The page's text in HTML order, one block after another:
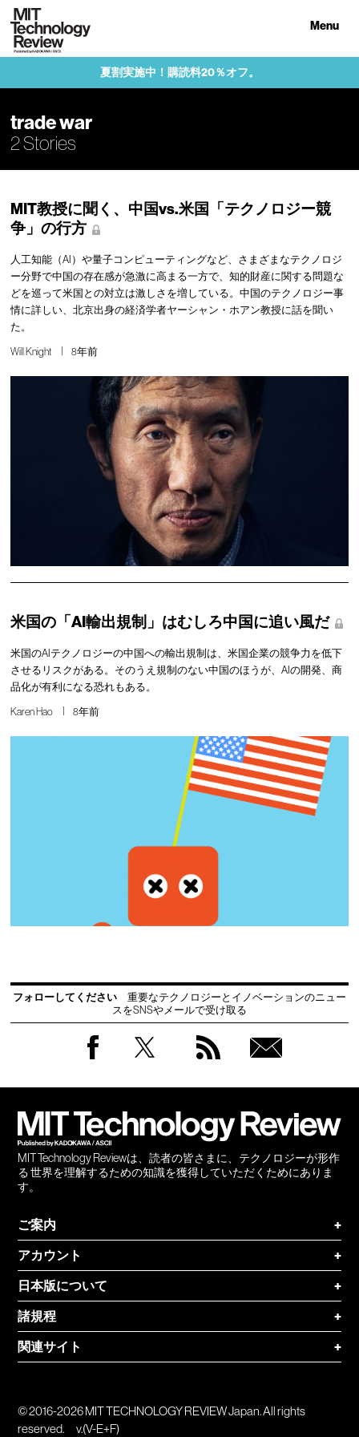
Menu
夏割実施中！購読料20％オフ。
trade war
2 Stories
MIT教授に聞く、中国vs.米国「テクノロジー競
争」の行方
人工知能（AI）や量子コンピューティングなど、さまざまなテクノロジ
ー分野で中国の存在感が急激に高まる一方で、知的財産に関する問題な
どを巡って米国との対立は激しさを増している。中国のテクノロジー事
情に詳しい、北京出身の経済学者ヤーシャン・ホアン教授に話を聞い
た。
Will Knight 8年前
米国の「AI輸出規制」はむしろ中国に追い風だ
米国のAIテクノロジーの中国への輸出規制は、米国企業の競争力を低下
させるリスクがある。そのうえ規制のない中国のほうが、AIの開発、商
品化が有利になる恐れもある。
Karen Hao 8年前
フォローしてください
重要なテクノロジーとイノベーションのニュー
スをSNSやメールで受け取る
MIT Technology Reviewは、読者の皆さまに、テクノロジーが形作
る 世界を理解するための知識を獲得していただくためにありま
す。
ご案内
+
アカウント
+
日本版について
+
諸規程
+
関連サイト
+
© 2016-2026 MIT TECHNOLOGY REVIEW Japan. All rights
reserved.
v.(V-E+F)